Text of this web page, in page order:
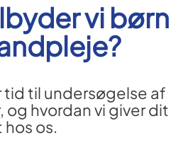
vi børn
tid til undersøgelse af
hvordan vi giver dit
os.